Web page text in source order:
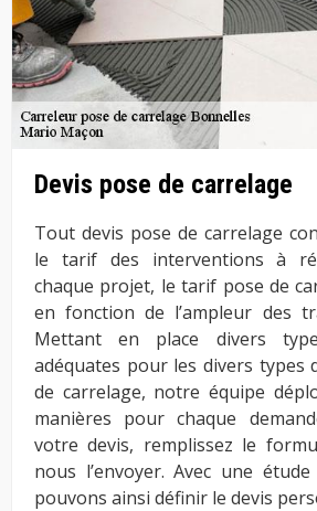
Devis pose de carrelage
Tout devis pose de carrelage
le tarif des interventions à
chaque projet, le tarif pose de
en fonction de l’ampleur des
Mettant en place divers
adéquates pour les divers types
de carrelage, notre équipe
manières pour chaque
votre devis, remplissez le
nous l’envoyer. Avec une
pouvons ainsi définir le devis